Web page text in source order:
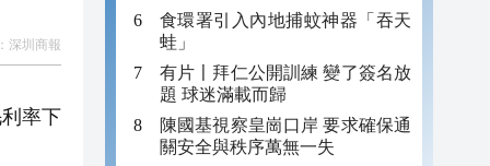
深圳商報
率下
傳承
食環署引入內地捕蚊神器「吞天
蛙」
有片〡拜仁公開訓練 變了簽名放
題 球迷滿載而歸
陳國基視察皇崗口岸 要求確保通
關安全與秩序萬無一失